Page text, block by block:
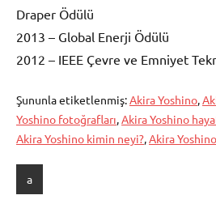
Draper Ödülü
2013 – Global Enerji Ödülü
2012 – IEEE Çevre ve Emniyet
Şununla etiketlenmiş:Akira Yoshino,
Yoshino fotoğrafları,Akira Yoshino
Akira Yoshino kimin neyi?,Akira
a